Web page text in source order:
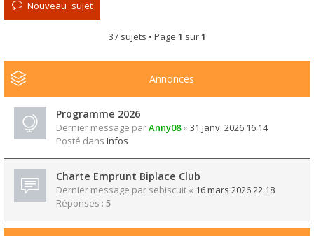
Nouveau sujet
37 sujets • Page 1 sur1
Annonces
Programme 2026
Dernier message parAnny08« 31 janv. 2026 16:14
Posté dans Infos
Charte Emprunt Biplace Club
Dernier message par sebiscuit « 16 mars 2026 22:18
Réponses : 5